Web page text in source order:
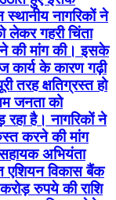
नागरिकों ने
लेकर गहरी चिंता
की मांग की। इसके
कार्य के कारण गढ़ी
तरह क्षतिग्रस्त हो
जनता को
रहा है। नागरिकों ने
करने की मांग
अभियंता
एशियन विकास बैंक
रुपये की राशि